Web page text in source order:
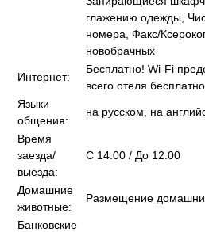
глажению одежды,
номера, Факс/
новобрачных
Интернет:
Бесплатно! Wi-Fi
всего отеля бесплатно.
Языки
общения:
на русском, на
Время
заезда/
выезда:
C 14:00 / До 12:00
Домашние
животные:
Размещение
Банковские